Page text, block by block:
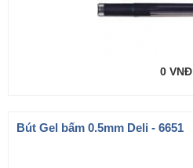
0 VNĐ
Bút Gel bấm 0.5mm Deli - 6651